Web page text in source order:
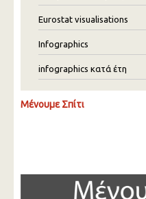
Eurostat visualisations
Infographics
infographics κατά έτη
Μένουμε Σπίτι